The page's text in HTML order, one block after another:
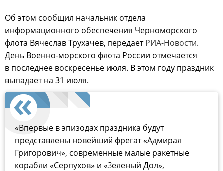
Об этом сообщил начальник отдела
информационного обеспечения Черноморского
флота Вячеслав Трухачев, передаетРИА-Новости.
День Военно-морского флота России отмечается
в последнее воскресенье июля. В этом году праздник
выпадает на 31 июля.
«Впервые в эпизодах праздника будут
представлены новейший фрегат «Адмирал
Григорович», современные малые ракетные
корабли «Серпухов» и «Зеленый Дол»,